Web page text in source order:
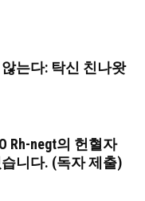
는다: 탁신 친나왓
Rh-negt의 헌혈자
니다. (독자 제출)